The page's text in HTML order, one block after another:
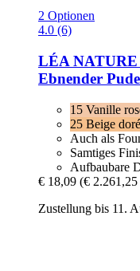
2 Optionen
4.0 (6)
LÉA NATURE
Ebnender
15 Vanille
25 Beige doré
Auch als
Samtiges
Aufbaubare
€ 18,09 (€
Zustellung bis 11.